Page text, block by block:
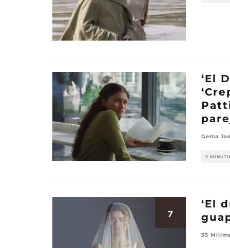
‘El
Gema
3
7
‘El
35